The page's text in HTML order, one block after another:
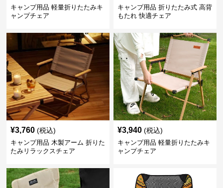
キャンプ用品 軽量折りたたみキ
ャンプチェア
キャンプ用品 折りたたみ式 高背
もたれ 快適チェア
¥3,760 (税込)
キャンプ用品 木製アーム 折りた
たみリラックスチェア
¥3,940 (税込)
キャンプ用品 軽量折りたたみキ
ャンプチェア